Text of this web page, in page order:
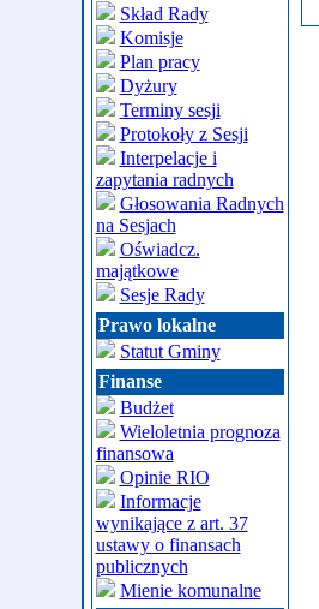
Skład Rady
Komisje
Plan pracy
Dyżury
Terminy sesji
Protokoły z Sesji
Interpelacje i
zapytania radnych
Głosowania Radnych
na Sesjach
Oświadcz.
majątkowe
Sesje Rady
Prawo lokalne
Statut Gminy
Finanse
Budżet
Wieloletnia prognoza
finansowa
Opinie RIO
Informacje
wynikające z art. 37
ustawy o finansach
publicznych
Mienie komunalne